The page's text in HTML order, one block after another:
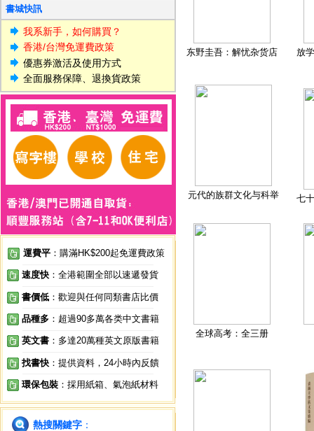
書城快訊
我系新手，如何購買？
香港/台灣免運費政策
優惠券激活及使用方式
全面服務保障、退換貨政策
運費平 ：購滿HK$200起免運費政策
速度快 ：全港範圍全部以速遞發貨
書價低 ：歡迎與任何同類書店比價
品種多 ：超過90多萬各类中文書籍
英文書 ：多達20萬種英文原版書籍
找書快 ：提供資料，24小時內反饋
環保包裝 ：採用紙箱、氣泡紙材料
熱搜關鍵字 ：
东野圭吾：解忧杂货店 放
元代的族群文化与科举 七
全球高考：全三册